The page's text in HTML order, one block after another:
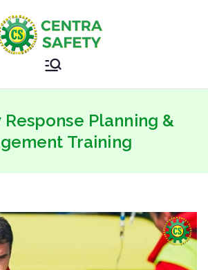
Sertifikasi
Kemnaker
–
Sertifikasi
BNSP –
CENTRAS
Safety Training Specialist
Planning &
Training